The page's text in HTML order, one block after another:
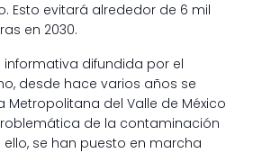
Esto evitará alrededor de 6 mil
en 2030.
informativa difundida por el
desde hace varios años se
Metropolitana del Valle de México
de la contaminación
se han puesto en marcha